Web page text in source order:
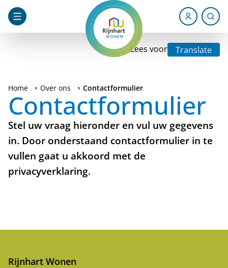
Lees voor Translate
Home Over ons Contactformulier
Contactformulier
Stel uw vraag hieronder en vul uw gegevens
in. Door onderstaand contactformulier in te
vullen gaat u akkoord met de
privacyverklaring.
Rijnhart Wonen